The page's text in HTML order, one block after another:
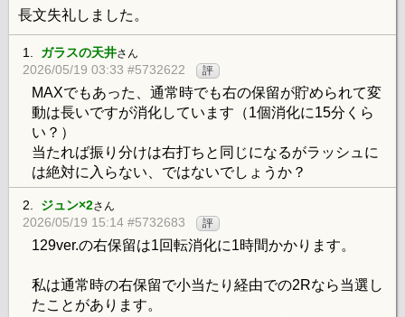
長文失礼しました。
1. ガラスの天井さん
2026/05/19 03:33 #5732622 評
MAXでもあった、通常時でも右の保留が貯められて変
動は長いですが消化しています（1個消化に15分くら
い？）
当たれば振り分けは右打ちと同じになるがラッシュに
は絶対に入らない、ではないでしょうか？
2. ジュン×2さん
2026/05/19 15:14 #5732683 評
129ver.の右保留は1回転消化に1時間かかります。
私は通常時の右保留で小当たり経由での2Rなら当選し
たことがあります。